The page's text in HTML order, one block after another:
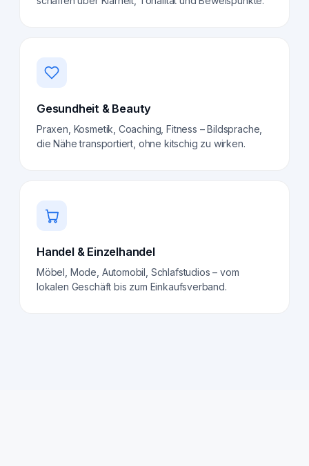
Gesundheit & Beauty
Praxen, Kosmetik, Coaching, Fitness – Bildsprache,
die Nähe transportiert, ohne kitschig zu wirken.
Handel & Einzelhandel
Möbel, Mode, Automobil, Schlafstudios – vom
lokalen Geschäft bis zum Einkaufsverband.